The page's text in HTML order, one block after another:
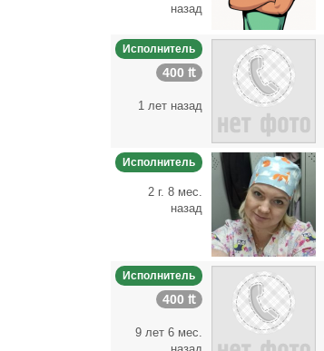
назад
Исполнитель
400 ₶
1 лет назад
Исполнитель
2 г. 8 мес.
назад
Исполнитель
400 ₶
9 лет 6 мес.